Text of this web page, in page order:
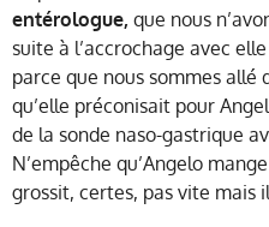
entérologue, que nous
suite à l’accrochage avec
parce que nous sommes allé
qu’elle préconisait pour
de la sonde naso-gastrique
N’empêche qu’Angelo
grossit, certes, pas vite mais